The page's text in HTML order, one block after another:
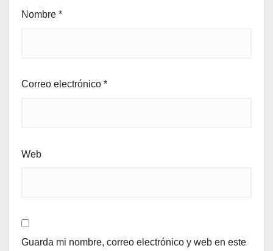
Nombre *
Correo electrónico *
Web
Guarda mi nombre, correo electrónico y web en este